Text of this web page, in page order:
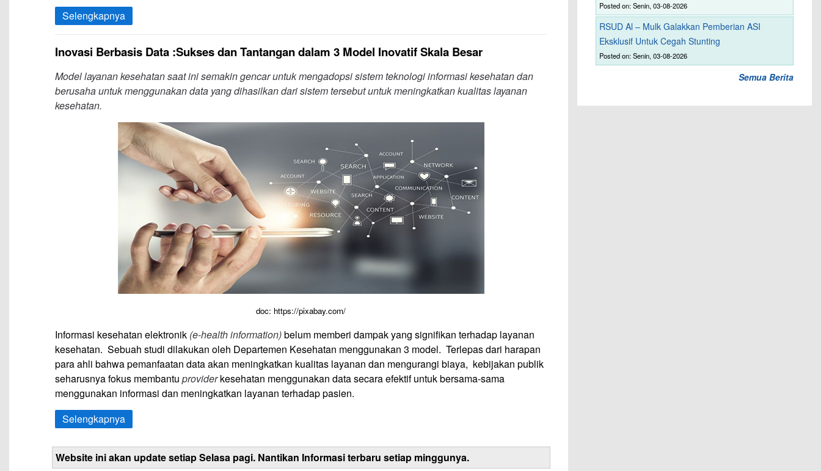
Selengkapnya
Inovasi Berbasis Data :Sukses dan Tantangan dalam 3 Model Inovatif Skala Besar
Model layanan kesehatan saat ini semakin gencar untuk mengadopsi sistem teknologi informasi kesehatan dan
berusaha untuk menggunakan data yang dihasilkan dari sistem tersebut untuk meningkatkan kualitas layanan
kesehatan.
doc: https://pixabay.com/
Informasi kesehatan elektronik (e-health information)belum memberi dampak yang signifikan terhadap layanan
kesehatan. Sebuah studi dilakukan oleh Departemen Kesehatan menggunakan 3 model. Terlepas dari harapan
para ahli bahwa pemanfaatan data akan meningkatkan kualitas layanan dan mengurangi biaya, kebijakan publik
seharusnya fokus membantu providerkesehatan menggunakan data secara efektif untuk bersama-sama
menggunakan informasi dan meningkatkan layanan terhadap pasien.
Selengkapnya
Website ini akan update setiap Selasa pagi. Nantikan Informasi terbaru setiap minggunya.
Posted on: Senin, 03-08-2026
RSUD Al – Mulk Galakkan Pemberian ASI
Eksklusif Untuk Cegah Stunting
Posted on: Senin, 03-08-2026
Semua Berita